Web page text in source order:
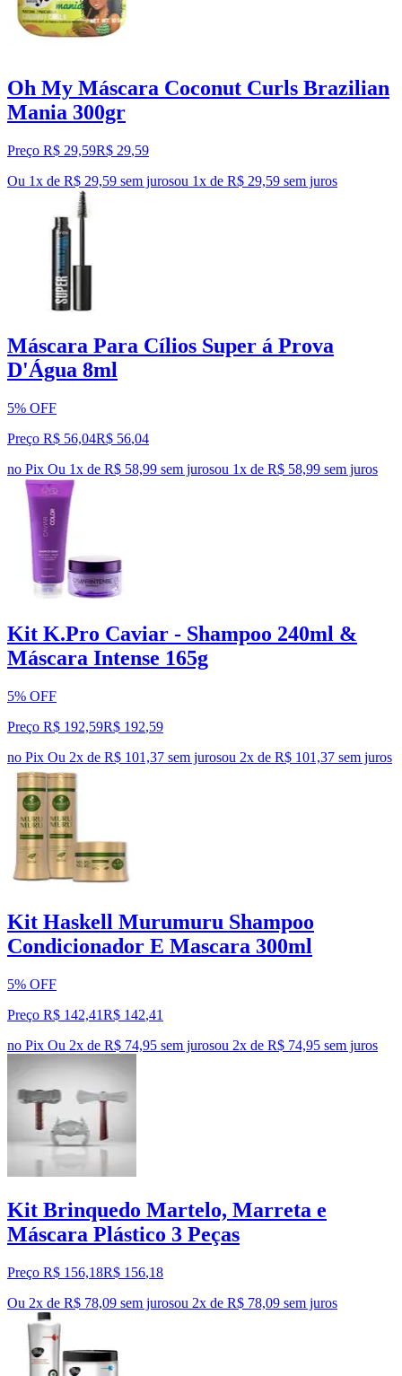
Oh My Máscara Coconut Curls Brazilian
Mania 300gr
Preço R$ 29,59R$ 29,59
Ou 1x de R$ 29,59 sem jurosou 1x de R$ 29,59 sem juros
Máscara Para Cílios Super á Prova
D'Água 8ml
5% OFF
Preço R$ 56,04R$ 56,04
no Pix Ou 1x de R$ 58,99 sem jurosou 1x de R$ 58,99 sem juros
Kit K.Pro Caviar - Shampoo 240ml &
Máscara Intense 165g
5% OFF
Preço R$ 192,59R$ 192,59
no Pix Ou 2x de R$ 101,37 sem jurosou 2x de R$ 101,37 sem juros
Kit Haskell Murumuru Shampoo
Condicionador E Mascara 300ml
5% OFF
Preço R$ 142,41R$ 142,41
no Pix Ou 2x de R$ 74,95 sem jurosou 2x de R$ 74,95 sem juros
Kit Brinquedo Martelo, Marreta e
Máscara Plástico 3 Peças
Preço R$ 156,18R$ 156,18
Ou 2x de R$ 78,09 sem jurosou 2x de R$ 78,09 sem juros